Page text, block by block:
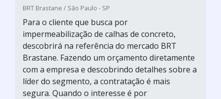
BRT Brastane / São Paulo - SP
Para o cliente que busca por
impermeabilização de calhas de concreto,
descobrirá na referência do mercado BRT
Brastane. Fazendo um orçamento diretamente
com a empresa e descobrindo detalhes sobre a
líder do segmento, a contratação é mais
segura. Quando o interesse é por